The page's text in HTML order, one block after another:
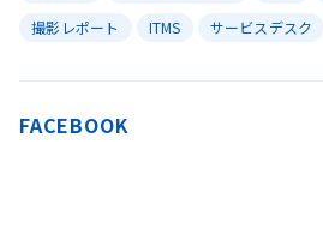
撮影レポート
ITMS サービスデスク
FACEBOOK